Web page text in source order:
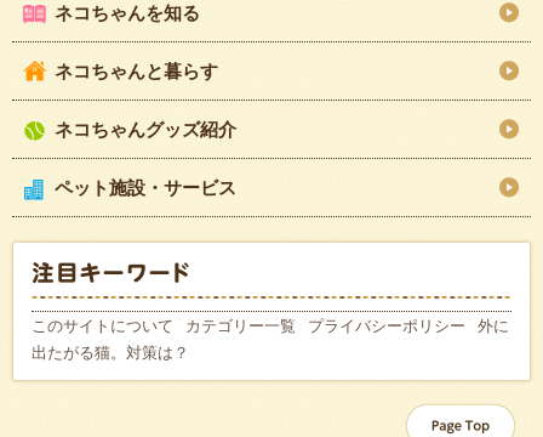
ネコちゃんを知る
ネコちゃんと暮らす
ネコちゃんグッズ紹介
ペット施設・サービス
このサイトについて カテゴリー一覧 プライバシーポリシー
外に
出たがる猫。対策は？